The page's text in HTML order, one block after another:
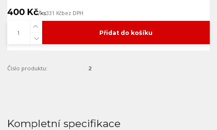
400 Kč/ks331 Kčbez DPH
Přidat do košíku
Číslo produktu: 2
Kompletní specifikace